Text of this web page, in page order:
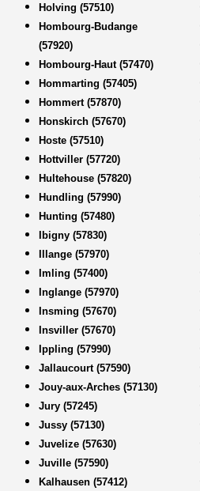
Holving (57510)
Hombourg-Budange
(57920)
Hombourg-Haut (57470)
Hommarting (57405)
Hommert (57870)
Honskirch (57670)
Hoste (57510)
Hottviller (57720)
Hultehouse (57820)
Hundling (57990)
Hunting (57480)
Ibigny (57830)
Illange (57970)
Imling (57400)
Inglange (57970)
Insming (57670)
Insviller (57670)
Ippling (57990)
Jallaucourt (57590)
Jouy-aux-Arches (57130)
Jury (57245)
Jussy (57130)
Juvelize (57630)
Juville (57590)
Kalhausen (57412)